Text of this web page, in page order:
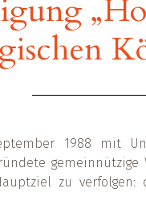
1988 mit
zu